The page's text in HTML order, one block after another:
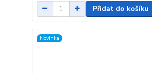
Přidat do košíku
Novinka